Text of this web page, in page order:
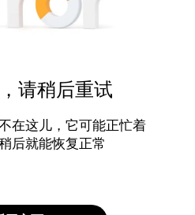
请稍后重试
在这儿，它可能正忙着
后就能恢复正常